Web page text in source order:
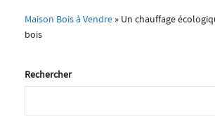
Maison Bois à Vendre » Un chauffage
bois
Rechercher